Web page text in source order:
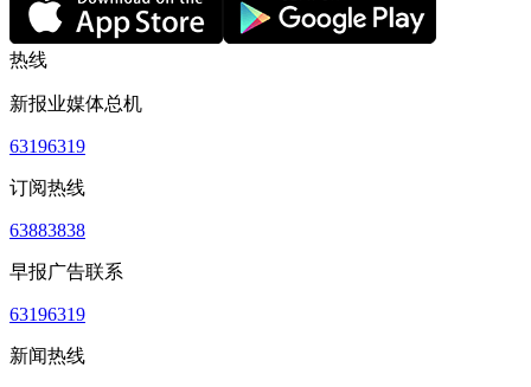
热线
新报业媒体总机
63196319
订阅热线
63883838
早报广告联系
63196319
新闻热线